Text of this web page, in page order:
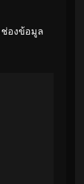
ช่องข้อมูล